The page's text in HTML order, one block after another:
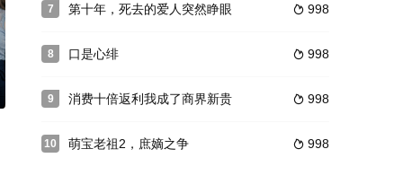
7  998
第十年，死去的爱人突然睁眼
8  998
口是心绯
9  998
消费十倍返利我成了商界新贵
10  998
萌宝老祖2，庶嫡之争